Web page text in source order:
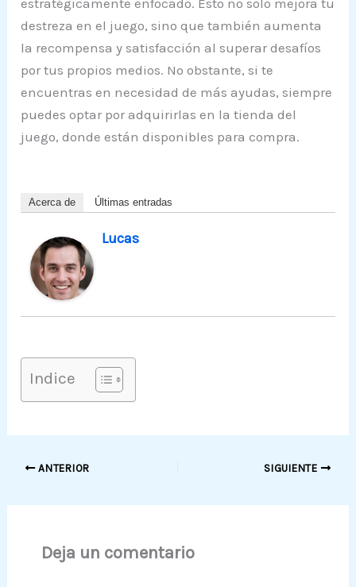
estratégicamente enfocado. Esto no solo mejora tu
destreza en el juego, sino que también aumenta
la recompensa y satisfacción al superar desafíos
por tus propios medios. No obstante, si te
encuentras en necesidad de más ayudas, siempre
puedes optar por adquirirlas en la tienda del
juego, donde están disponibles para compra.
Acerca de Últimas entradas
Lucas
Indice
ANTERIOR SIGUIENTE
Deja un comentario